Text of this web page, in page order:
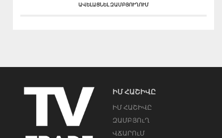
ԱՎԵԼԱՑՆԵԼ ԶԱՄԲՅՈՒՂՈՒՄ
ԻՄ ՀԱՇԻՎԸ
ԻՄ ՀԱՇԻՎԸ
ԶԱՄԲՅՈւՂ
ՎՃԱՐՈւՄ